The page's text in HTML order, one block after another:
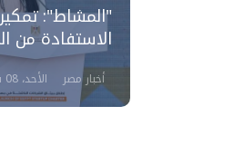
"المشاط":
الاستفادة من
أخبار مصر الأحد، 08 فبراير 2026 03:22 م